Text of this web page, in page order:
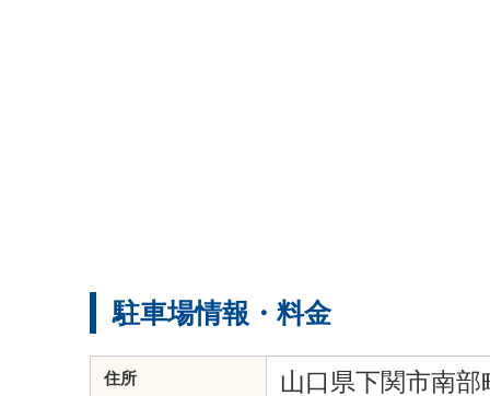
駐車場情報・料金
住所 山口県下関市南